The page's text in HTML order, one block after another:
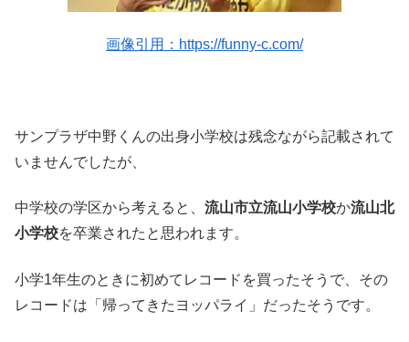
画像引用：https://funny-c.com/
サンプラザ中野くんの出身小学校は残念ながら記載されて
いませんでしたが、
中学校の学区から考えると、 流山市立流山小学校か流山北
小学校を卒業されたと思われます。
小学1年生のときに初めてレコードを買ったそうで、その
レコードは「帰ってきたヨッパライ」だったそうです。